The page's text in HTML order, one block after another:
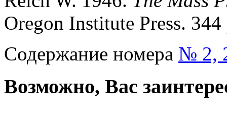
Oregon Institute Press.
Содержание номера № 2,
Возможно, Вас